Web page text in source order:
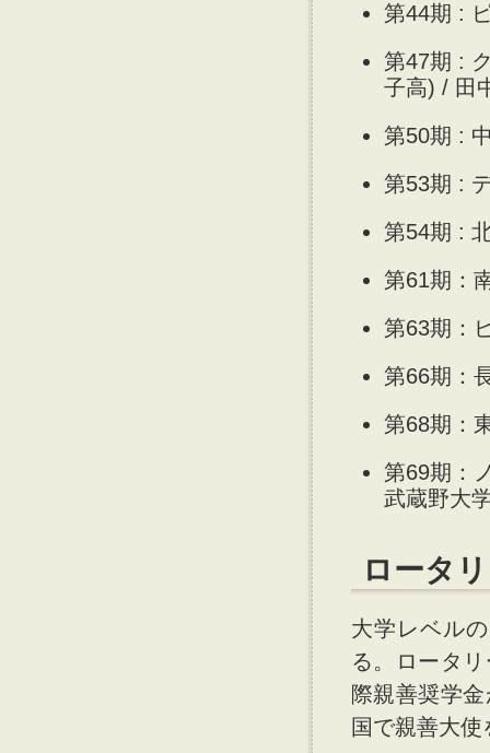
第44期 :
第47期 :
子高) / 田
第50期 :
第53期 :
第54期 :
第61期：
第63期：
第66期：
第68期：
第69期：
武蔵野大
ロータ
大学レベル
る。ロータ
際親善奨学
国で親善大